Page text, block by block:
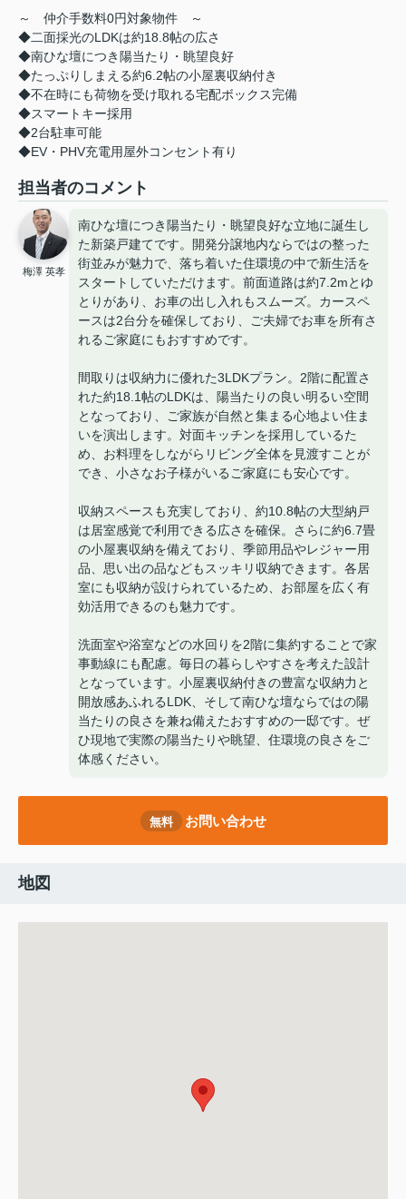
～ 仲介手数料0円対象物件 ～
◆二面採光のLDKは約18.8帖の広さ
◆南ひな壇につき陽当たり・眺望良好
◆たっぷりしまえる約6.2帖の小屋裏収納付き
◆不在時にも荷物を受け取れる宅配ボックス完備
◆スマートキー採用
◆2台駐車可能
◆EV・PHV充電用屋外コンセント有り
担当者のコメント
梅澤 英孝
南ひな壇につき陽当たり・眺望良好な立地に誕生し
た新築戸建てです。開発分譲地内ならではの整った
街並みが魅力で、落ち着いた住環境の中で新生活を
スタートしていただけます。前面道路は約7.2mとゆ
とりがあり、お車の出し入れもスムーズ。カースペ
ースは2台分を確保しており、ご夫婦でお車を所有さ
れるご家庭にもおすすめです。
間取りは収納力に優れた3LDKプラン。2階に配置さ
れた約18.1帖のLDKは、陽当たりの良い明るい空間
となっており、ご家族が自然と集まる心地よい住ま
いを演出します。対面キッチンを採用しているた
め、お料理をしながらリビング全体を見渡すことが
でき、小さなお子様がいるご家庭にも安心です。
収納スペースも充実しており、約10.8帖の大型納戸
は居室感覚で利用できる広さを確保。さらに約6.7畳
の小屋裏収納を備えており、季節用品やレジャー用
品、思い出の品などもスッキリ収納できます。各居
室にも収納が設けられているため、お部屋を広く有
効活用できるのも魅力です。
洗面室や浴室などの水回りを2階に集約することで家
事動線にも配慮。毎日の暮らしやすさを考えた設計
となっています。小屋裏収納付きの豊富な収納力と
開放感あふれるLDK、そして南ひな壇ならではの陽
当たりの良さを兼ね備えたおすすめの一邸です。ぜ
ひ現地で実際の陽当たりや眺望、住環境の良さをご
体感ください。
無料 お問い合わせ
地図